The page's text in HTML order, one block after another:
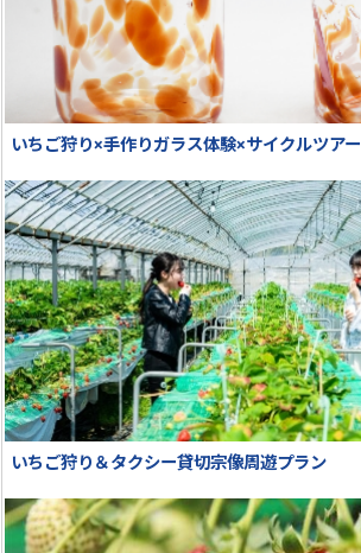
いちご狩り×手作りガラス体験×サイクルツアー
いちご狩り＆タクシー貸切宗像周遊プラン